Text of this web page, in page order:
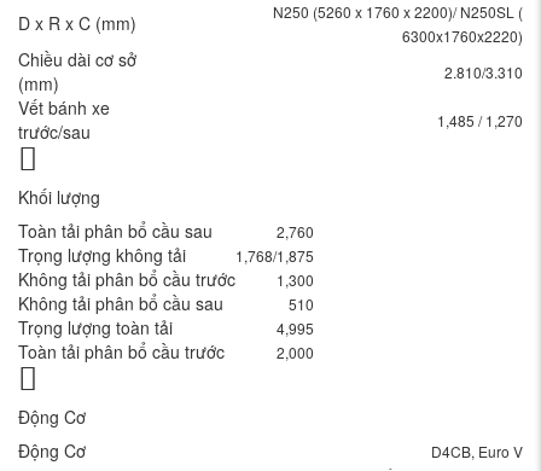
D x R x C (mm)
N250 (5260 x 1760 x 2200)/ N250SL (
6300x1760x2220)
Chiều dài cơ sở
(mm)
2.810/3.310
Vết bánh xe
trước/sau
1,485 / 1,270
Khối lượng
Toàn tải phân bổ cầu sau
2,760
Trọng lượng không tải 1,768/1,875
Không tải phân bổ cầu trước 1,300
Không tải phân bổ cầu sau 510
Trọng lượng toàn tải 4,995
Toàn tải phân bổ cầu trước 2,000
Động Cơ
Động Cơ
D4CB, Euro V